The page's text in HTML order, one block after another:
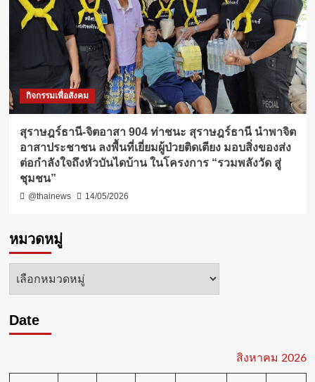
กิจกรรมเพื่อสังคม
สุราษฎร์ธานี-จิตอาสา 904 ท่าชนะ สุราษฎร์ธานี นำพาจิต
อาสาประชาชน ลงพื้นที่เยี่ยมผู้ป่วยติดเตียง มอบสิ่งของส่ง
ต่อกำลังใจถึงหัวบันไดบ้าน ในโครงการ “รวมพลังวัด สู่
ชุมชน”
@thainews 14/05/2026
หมวดหมู่
หมวด
Date
สิงหาคม 2026